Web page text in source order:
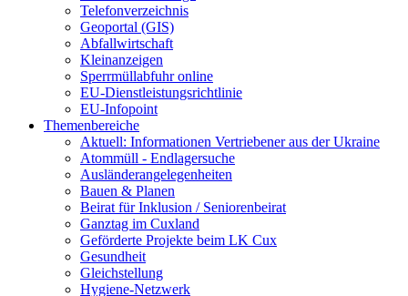
Telefonverzeichnis
Geoportal (GIS)
Abfallwirtschaft
Kleinanzeigen
Sperrmüllabfuhr online
EU-Dienstleistungsrichtlinie
EU-Infopoint
Themenbereiche
Aktuell: Informationen Vertriebener aus der Ukraine
Atommüll - Endlagersuche
Ausländerangelegenheiten
Bauen & Planen
Beirat für Inklusion / Seniorenbeirat
Ganztag im Cuxland
Geförderte Projekte beim LK Cux
Gesundheit
Gleichstellung
Hygiene-Netzwerk